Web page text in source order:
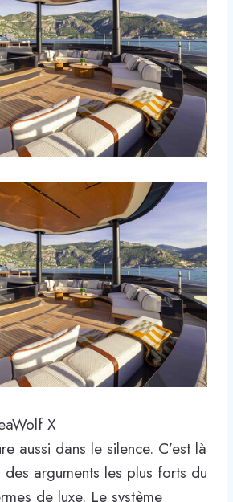
X
aussi dans le silence. C’est là
des arguments les plus forts du
de luxe. Le système